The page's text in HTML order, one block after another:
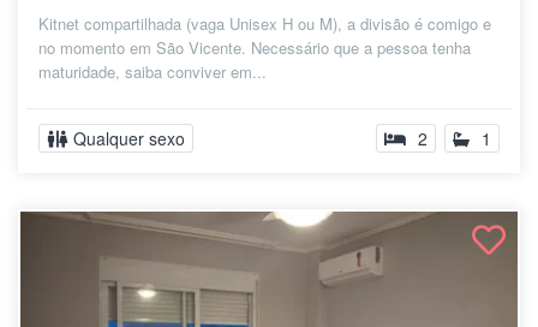
Kitnet compartilhada (vaga Unisex H ou M), a divisão é comigo e
no momento em São Vicente. Necessário que a pessoa tenha
maturidade, saiba conviver em...
Qualquer sexo 2 1